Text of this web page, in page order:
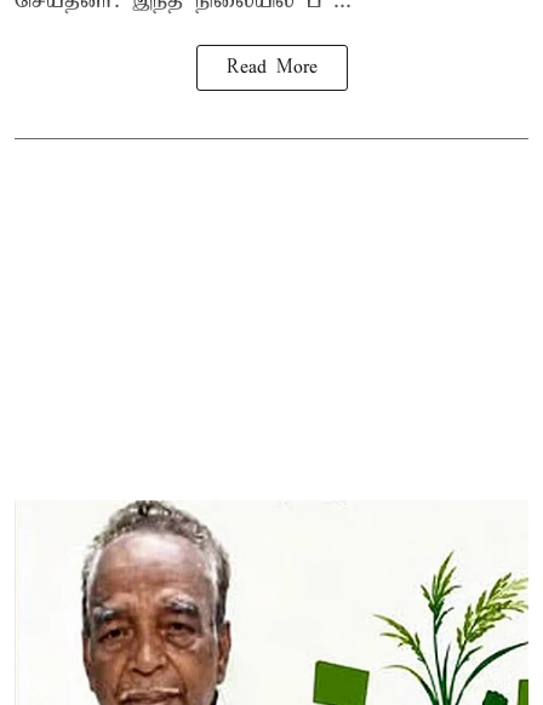
Read More